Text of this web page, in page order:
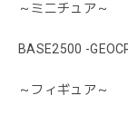
～ミニチュア～
BASE2500 -
～フィギュア～